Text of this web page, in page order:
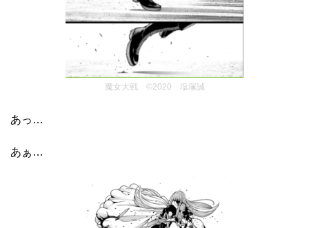
魔女大戦 ©2020 塩塚誠
あっ…
あぁ…